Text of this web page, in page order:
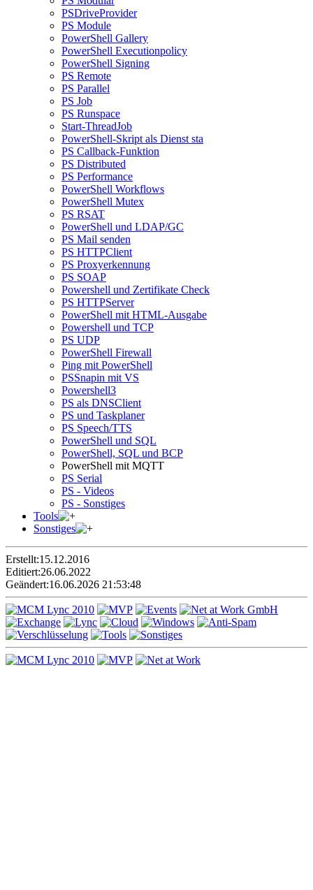
PSDriveProvider
PS Module
PowerShell Gallery
PowerShell Executionpolicy
PowerShell Signing
PS Remote
PS Parallel
PS Job
PS Runspace
Start-ThreadJob
PowerShell-Skript als Dienst sta
PS Callback-Funktion
PS Distributed
PS Performance
PowerShell Workflows
PowerShell Mutex
PS RSAT
PowerShell und LDAP/GC
PS Mail senden
PS HTTPClient
PS Proxyerkennung
PS SOAP
Powershell und Zertifikate Check
PS HTTPServer
PowerShell mit HTML-Ausgabe
Powershell und TCP
PS UDP
PowerShell Firewall
Ping mit PowerShell
PSSnapin mit VS
Powershell3
PS als DNSClient
PS und Taskplaner
PS Speech/TTS
PowerShell und SQL
PowerShell, SQL und BCP
PowerShell mit MQTT
PS Serial
PS - Videos
PS - Sonstiges
Tools
Sonstiges
Erstellt:15.12.2016
Editiert:26.06.2022
Geändert:16.06.2026 21:53:48